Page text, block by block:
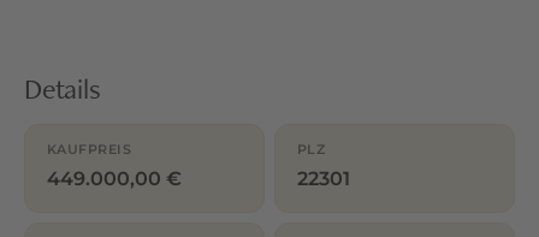
Details
KAUFPREIS
449.000,00 €
PLZ
22301